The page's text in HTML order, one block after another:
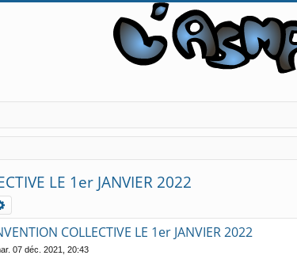
LE 1er JANVIER 2022
COLLECTIVE LE 1er JANVIER 2022
07 déc. 2021, 20:43